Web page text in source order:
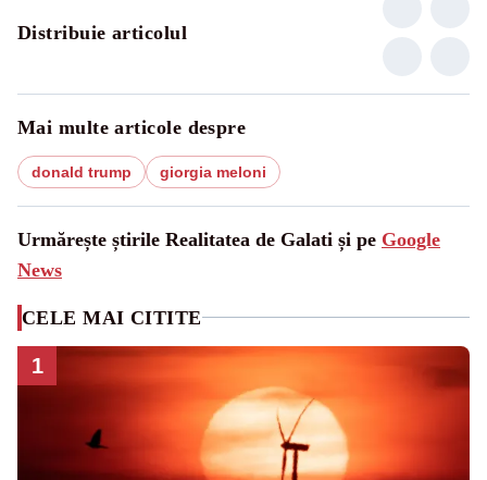
Distribuie articolul
Mai multe articole despre
donald trump giorgia meloni
Urmărește știrile Realitatea de Galati și pe Google
News
CELE MAI CITITE
1